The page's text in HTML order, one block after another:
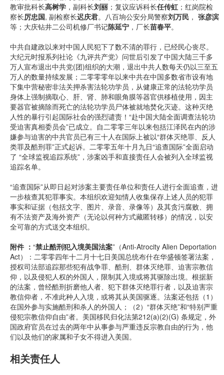
教审批科长高树学 ，副科长刘丽 ；复议应诉科长任传虹 ；红岗院检
察长厉忠国, 副检察长迟庆君。八百垧公安分局警察刘万民 ， 张彦滨
等；大庆钻井二公司机修厂书记陈延宁 ，厂长苗春平。
中共自建政以来对中国人民犯下了数不清的罪行，已经民心丧尽。
大纪元时报系列社论《九评共产党》问世后引发了中国大陆三千多
万人宣布退出中共党(团)组织的大潮，退出中共人数每天仍以三至五
万人的数量持续发展；二零零零年以来中共在中国多数省市设有地
下集中营秘密非法关押杀害法轮功学员，从健康正常的法轮功学员
身体上强制摘取心、肝、肾、肺和眼角膜等器官供移植使用，因主
要器官被摘除而死亡的法轮功学员尸体被就地焚化灭迹。这种灭绝
人性的暴行引起国际社会的强烈谴责！“赴中国大陆全面调查法轮功
受迫害真相委员会”已成立。自二零零三年以来包括江泽民在内的涉
嫌参与迫害的中共官员已有三十人在国际上被以“群体灭绝罪、反人
类罪及酷刑罪”正式起诉。二零零五年十月九日“追查国际”全面启动
了 “全球监视追踪系统”，涉案凶手和直接责任人会被列入全球监视
追踪名单。
“追查国际”从即日起对涉案主要责任单位和责任人进行全面追查，进
一步核查其犯罪事实。本组织欢迎知情人收集保存上述人员的犯罪
事实和证据（包括文字、图片、录音、录像等）及其贪污腐败、拥
有不法资产及海外资产（无论以何种方式藏匿转移）的情况，以安
全可靠的方式送交本组织。
附件 ： “禁止酷刑犯入境美国法案”（Anti-Atrocity Alien Deportation
Act）：二零零四年十二月十七日美国总统布什在华盛顿签署法案，
授权司法部追踪那些犯有战争罪、酷刑、群体灭绝罪、迫害宗教信
仰，以及侵犯人权的外国人，限制其入境或将其驱除出境。根据新
的法案，曾经酷刑折磨他人者、犯下群体灭绝罪行者，以及迫害宗
教信仰者，不准此种人入境，或将其从美国驱逐。法案还包括（1）
在国外参与实施酷刑和杀人的外国人；（2）“群体灭绝”和“特别严重
侵犯宗教信仰自由”者。美国移民归化法第212(a)(2)(G) 条规定，外
国政府官员在过去的两年中从事参与严重违反宗教自由的行为，他
们以及他们的家属和子女不得进入美国。
相关责任人